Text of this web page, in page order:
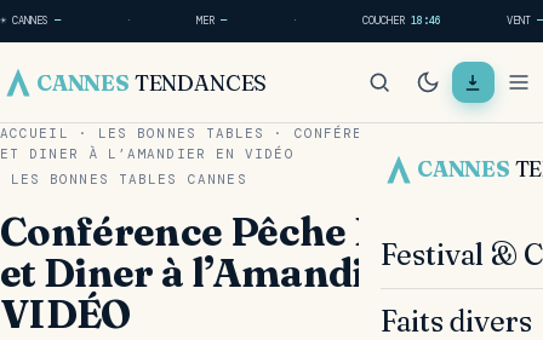
☀ CANNES — · MER— · COUCHER18:46 VENT —
CANNES TENDANCES
CANNES
Festival &
Faits divers
ACCUEIL · LES BONNES TABLES · CONFÉRENCE PÊCHE DURABLE
ET DINER À L’AMANDIER EN VIDÉO
LES BONNES TABLES
CANNES
Conférence Pêche Durable
et Diner à l’Amandier en
VIDÉO